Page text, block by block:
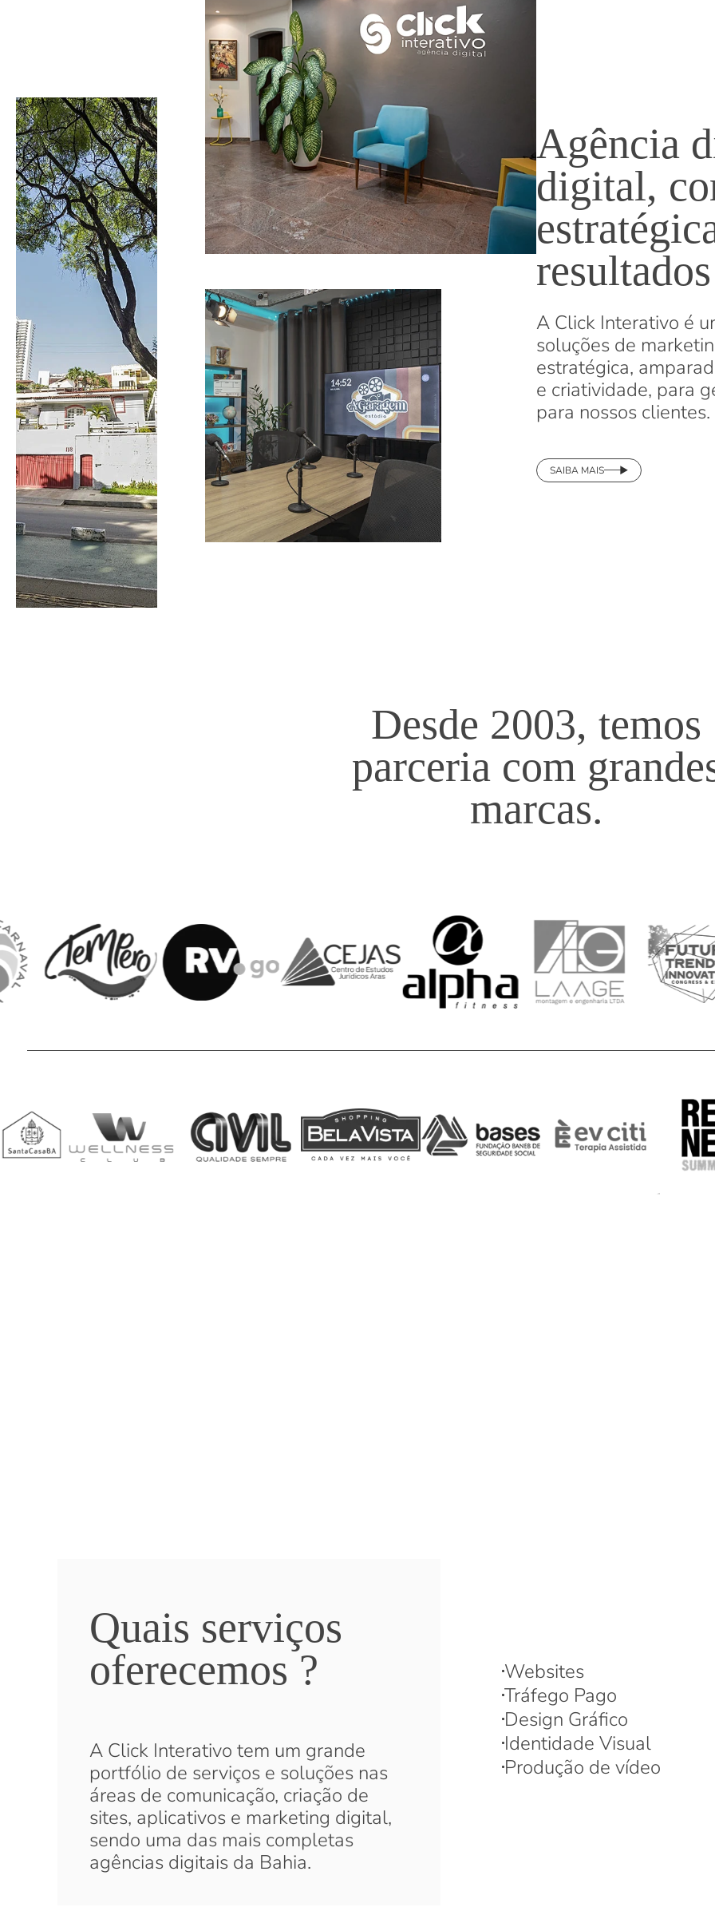
Agência
digital,
resultados
A Click Interativo é
soluções de
estratégica,
e criatividade, para
para nossos clientes.
SAIBA MAIS
Desde 2003, temos
parceria com
marcas.
Quais serviços
oferecemos ?
A Click Interativo tem um grande
portfólio de serviços e soluções nas
áreas de comunicação, criação de
sites, aplicativos e marketing digital,
sendo uma das mais completas
agências digitais da Bahia.
Websites
Tráfego Pago
Design Gráfico
Identidade Visual
Produção de vídeo